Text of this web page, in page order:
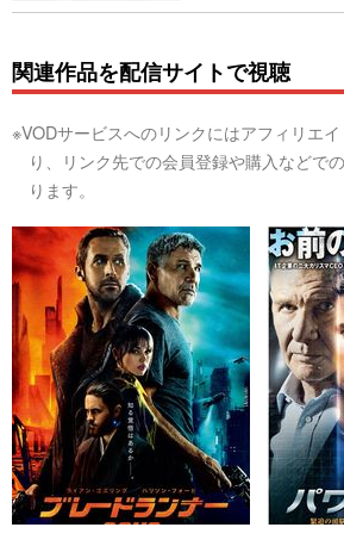
関連作品を配信サイトで視聴
※VODサービスへのリンクにはアフィリエ
り、リンク先での会員登録や購入などで
ります。